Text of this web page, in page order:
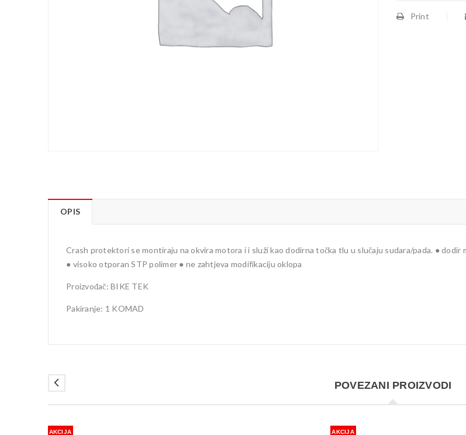
Print
OPIS
Crash protektori se montiraju na okvira motora i i služi kao dodirna točka tlu u slučaju sudara/pada. ●
● visoko otporan STP polimer ● ne zahtjeva modifikaciju oklopa
Proizvođač: BIKE TEK
Pakiranje: 1 KOMAD
POVEZANI PROIZVODI
AKCIJA AKCIJA